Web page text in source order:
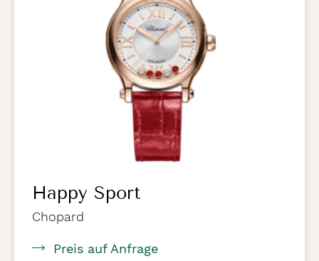
Happy Sport
Chopard
Preis auf Anfrage